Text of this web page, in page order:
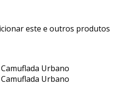
este e outros produtos